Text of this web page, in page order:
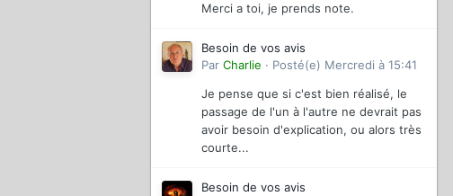
Merci a toi, je prends note.
Besoin de vos avis
Par Charlie · Posté(e) Mercredi à 15:41
Je pense que si c'est bien réalisé, le
passage de l'un à l'autre ne devrait pas
avoir besoin d'explication, ou alors très
courte...
Besoin de vos avis